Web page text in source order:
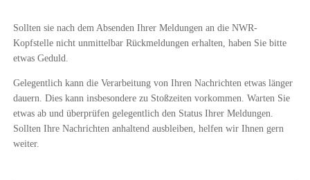
Sollten sie nach dem Absenden Ihrer Meldungen an die NWR-
Kopfstelle nicht unmittelbar Rückmeldungen erhalten, haben Sie bitte
etwas Geduld.
Gelegentlich kann die Verarbeitung von Ihren Nachrichten etwas länger
dauern. Dies kann insbesondere zu Stoßzeiten vorkommen. Warten Sie
etwas ab und überprüfen gelegentlich den Status Ihrer Meldungen.
Sollten Ihre Nachrichten anhaltend ausbleiben, helfen wir Ihnen gern
weiter.